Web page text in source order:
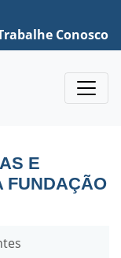
Conosco
E
FUNDAÇÃO